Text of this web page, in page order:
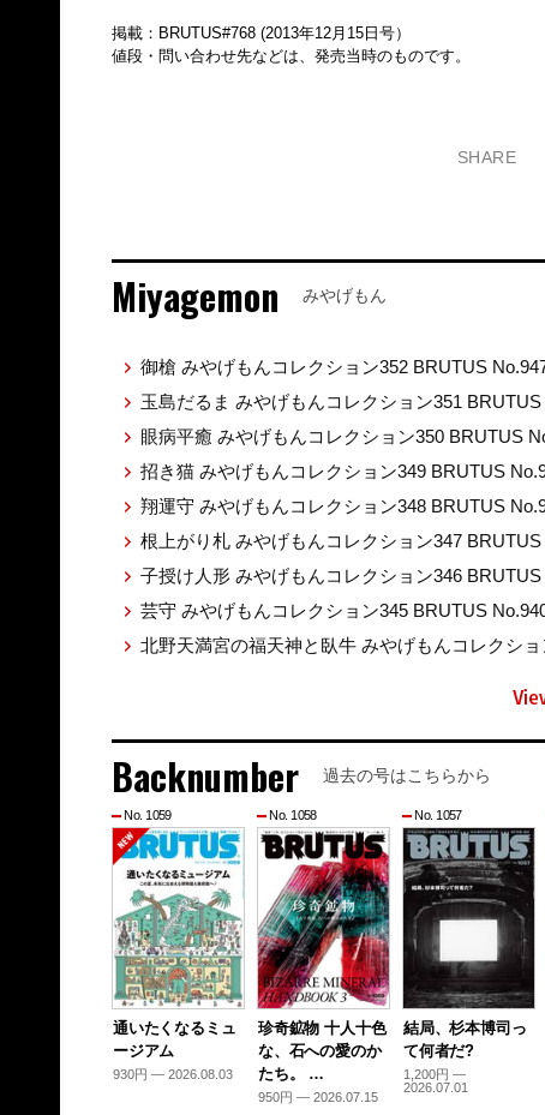
掲載：BRUTUS#768 (2013年12月15日号）
値段・問い合わせ先などは、発売当時のものです。
SHARE
Miyagemon みやげもん
御槍 みやげもんコレクション352 BRUTUS
玉島だるま みやげもんコレクション351 BRUTUS
眼病平癒 みやげもんコレクション350 BRUTUS
招き猫 みやげもんコレクション349 BRUTUS
翔運守 みやげもんコレクション348 BRUTUS
根上がり札 みやげもんコレクション347 BRUTUS
子授け人形 みやげもんコレクション346 BRUTUS
芸守 みやげもんコレクション345 BRUTUS
北野天満宮の福天神と臥牛 みやげもんコレクシ
Backnumber 過去の号はこちらから
No. 1059
通いたくなるミュ
ージアム
930円 — 2026.08.03
No. 1058
珍奇鉱物 十人十色
な、石への愛のか
たち。 …
950円 — 2026.07.15
No. 1057
結局、杉本博司っ
て何者だ?
1,200円 —
2026.07.01